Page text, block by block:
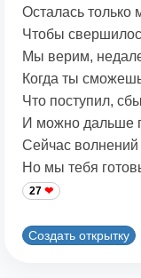
Осталась только
Чтобы
Мы верим,
Когда ты
Что поступил,
И можно дальше
Сейчас волнений
Но мы тебя
27
Создать открытку